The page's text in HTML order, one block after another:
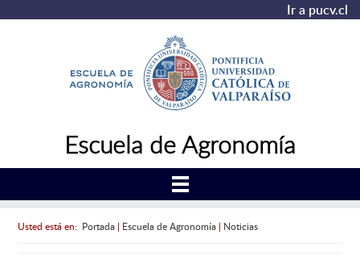
Ir a pucv.cl
Escuela de Agronomía
Usted está en: Portada| Escuela de Agronomía| Noticias